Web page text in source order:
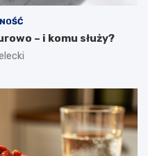
– i komu służy?